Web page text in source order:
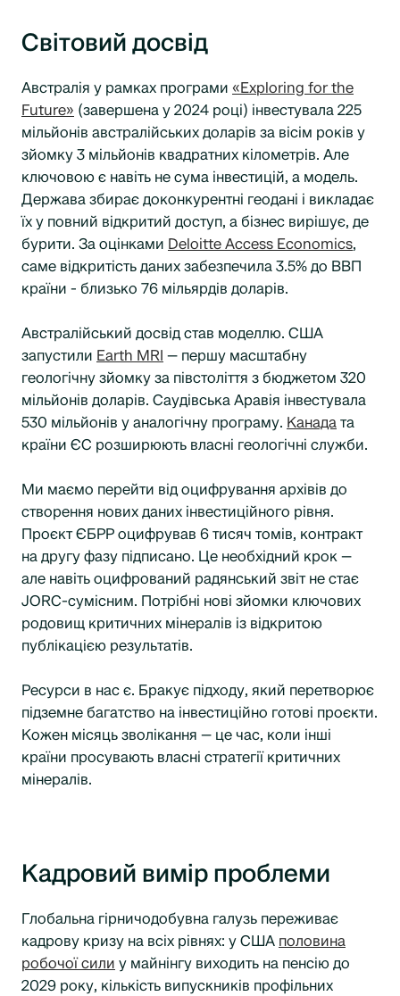
Світовий досвід
Австралія у рамках програми «Exploring for the
Future» (завершена у 2024 році) інвестувала 225
мільйонів австралійських доларів за вісім років у
зйомку 3 мільйонів квадратних кілометрів. Але
ключовою є навіть не сума інвестицій, а модель.
Держава збирає доконкурентні геодані і викладає
їх у повний відкритий доступ, а бізнес вирішує, де
бурити. За оцінками Deloitte Access Economics,
саме відкритість даних забезпечила 3.5% до ВВП
країни - близько 76 мільярдів доларів.
Австралійський досвід став моделлю. США
запустили Earth MRI — першу масштабну
геологічну зйомку за півстоліття з бюджетом 320
мільйонів доларів. Саудівська Аравія інвестувала
530 мільйонів у аналогічну програму. Канада та
країни ЄС розширюють власні геологічні служби.
Ми маємо перейти від оцифрування архівів до
створення нових даних інвестиційного рівня.
Проєкт ЄБРР оцифрував 6 тисяч томів, контракт
на другу фазу підписано. Це необхідний крок —
але навіть оцифрований радянський звіт не стає
JORC-сумісним. Потрібні нові зйомки ключових
родовищ критичних мінералів із відкритою
публікацією результатів.
Ресурси в нас є. Бракує підходу, який перетворює
підземне багатство на інвестиційно готові проєкти.
Кожен місяць зволікання — це час, коли інші
країни просувають власні стратегії критичних
мінералів.
Кадровий вимір проблеми
Глобальна гірничодобувна галузь переживає
кадрову кризу на всіх рівнях: у США половина
робочої сили у майнінгу виходить на пенсію до
2029 року, кількість випускників профільних